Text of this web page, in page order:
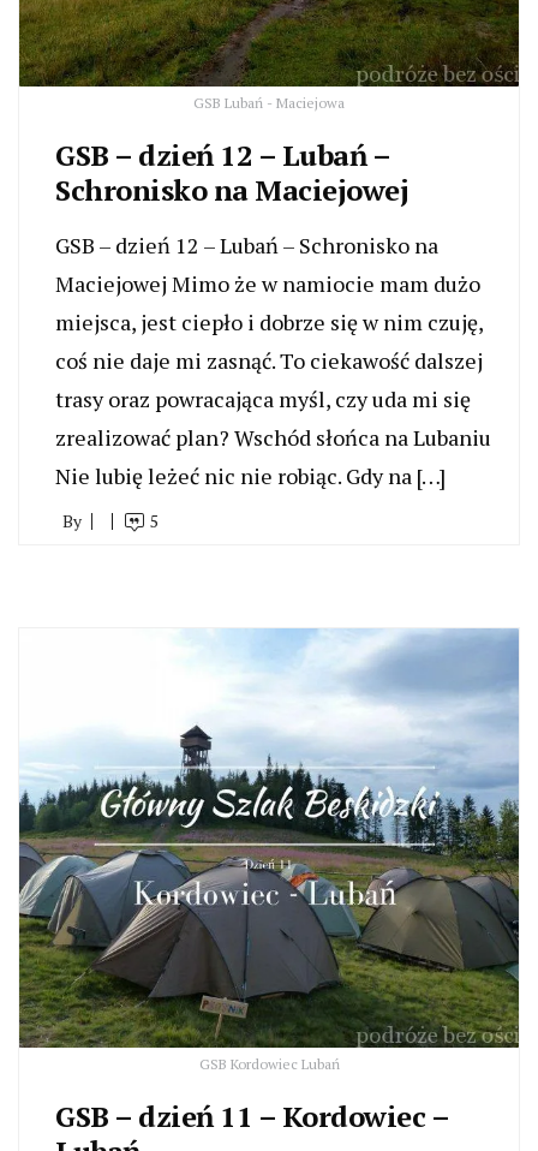
GSB Lubań - Maciejowa
GSB – dzień 12 – Lubań –
Schronisko na Maciejowej
GSB – dzień 12 – Lubań – Schronisko na
Maciejowej Mimo że w namiocie mam dużo
miejsca, jest ciepło i dobrze się w nim czuję,
coś nie daje mi zasnąć. To ciekawość dalszej
trasy oraz powracająca myśl, czy uda mi się
zrealizować plan? Wschód słońca na Lubaniu
Nie lubię leżeć nic nie robiąc. Gdy na […]
By 5
GSB Kordowiec Lubań
GSB – dzień 11 – Kordowiec –